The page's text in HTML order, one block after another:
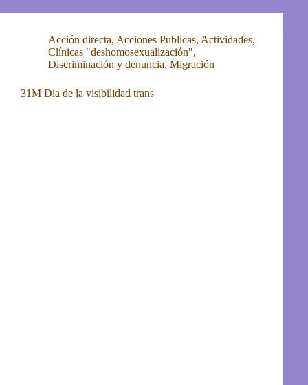
Acción directa, Acciones Publicas, Actividades,
Clínicas "deshomosexualización",
Discriminación y denuncia, Migración
31M Día de la visibilidad trans